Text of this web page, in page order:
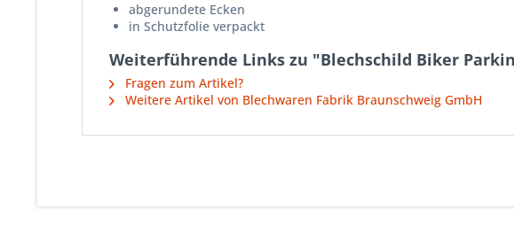
abgerundete Ecken
in Schutzfolie verpackt
Weiterführende Links zu "Blechschild Biker
Fragen zum Artikel?
Weitere Artikel von Blechwaren Fabrik Braunschweig GmbH